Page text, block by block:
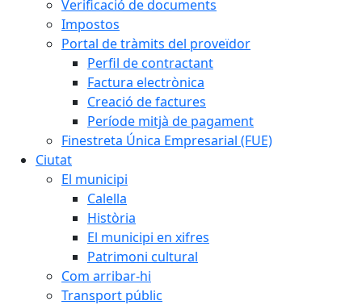
Verificació de documents
Impostos
Portal de tràmits del proveïdor
Perfil de contractant
Factura electrònica
Creació de factures
Període mitjà de pagament
Finestreta Única Empresarial (FUE)
Ciutat
El municipi
Calella
Història
El municipi en xifres
Patrimoni cultural
Com arribar-hi
Transport públic